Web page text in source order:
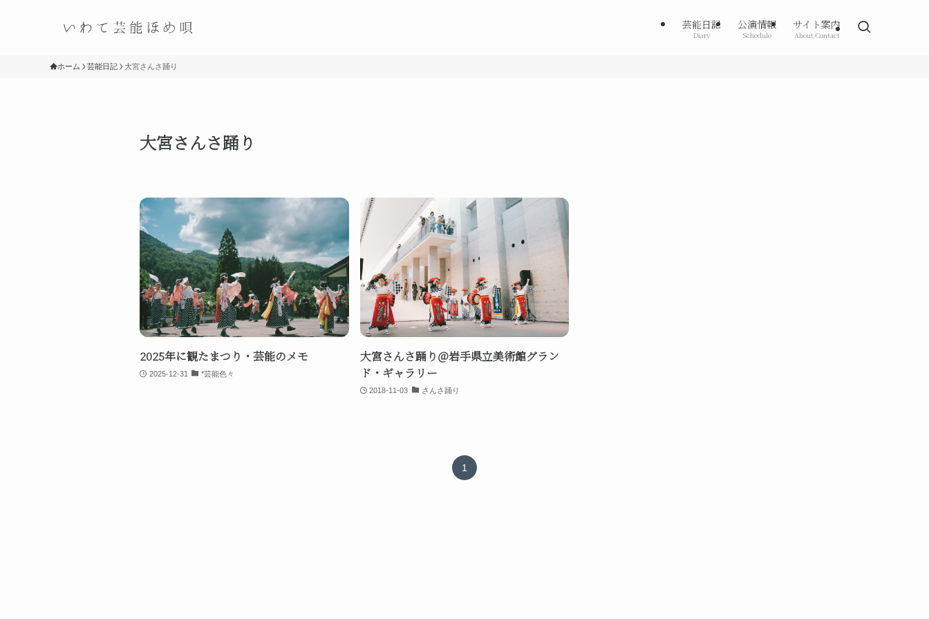
芸能日記
Diary
公演情報
Schedule
サイト案内
About/Contact
ホーム 芸能日記 大宮さんさ踊り
大宮さんさ踊り
2025年に観たまつり・芸能のメモ
2025-12-31 *芸能色々
大宮さんさ踊り＠岩手県立美術館グラン
ド・ギャラリー
2018-11-03 さんさ踊り
1